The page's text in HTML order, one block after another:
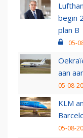
begin
plan B
05-
aan
05-08-
KLM
05-08-